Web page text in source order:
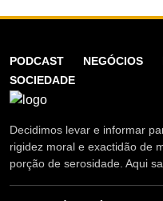
PODCAST NEGÓCIOS
SOCIEDADE
Decidimos levar e informar
rigidez moral e exactidão de
porção de serosidade. Aqui